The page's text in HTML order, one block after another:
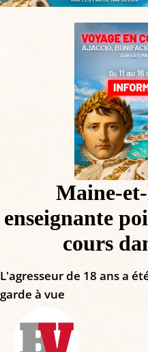
Maine-
enseignante
cours
L'agresseur de 18 ans a
garde à vue